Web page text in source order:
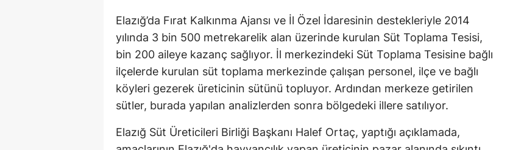
Elazığ’da Fırat Kalkınma Ajansı ve İl Özel İdaresinin destekleriyle 2014
yılında 3 bin 500 metrekarelik alan üzerinde kurulan Süt Toplama Tesisi,
bin 200 aileye kazanç sağlıyor. İl merkezindeki Süt Toplama Tesisine bağlı
ilçelerde kurulan süt toplama merkezinde çalışan personel, ilçe ve bağlı
köyleri gezerek üreticinin sütünü topluyor. Ardından merkeze getirilen
sütler, burada yapılan analizlerden sonra bölgedeki illere satılıyor.
Elazığ Süt Üreticileri Birliği Başkanı Halef Ortaç, yaptığı açıklamada,